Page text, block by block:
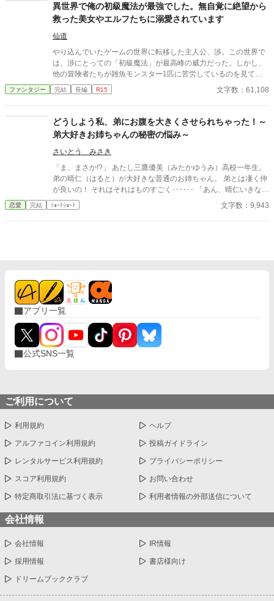
異世界で俺の初級魔法が最強でした。無自覚に絶望から
救った美女やエルフたちに溺愛されています
仙道
やり込んでいたゲームの世界に転移した主人公、渉。この世界で
は、渉にとっての「初級魔法」が最高峰の威力だった。しかし、
他の冒険者たちが雑魚モンスター1匹に苦労しているのを見て、
「みんなわざと弱い魔法を使って戦闘を楽しんでいるんだな」と
思い込む。 渉は手加減を続けながら、美女たちを無自覚に救い出
が、ヒロインたちはそんな渉の強さと優しさにますます惹かれ、
激しく溺愛してくる。なぜこんなに好かれるのか全く理解できな
いまま、渉は柔らかくていい匂いのする女の子たちに囲まれ、こ
の異世界で生きていく。
ファンタジー 完結 長編 R15 文字数：61,108
どうしよう私、弟にお腹を大きくさせられちゃった！～
弟大好きお姉ちゃんの秘密の悩み～
さいとう みさき
「ま、まさか!?」 あたし三鷹優美（みたかゆうみ）高校一年生。
弟の晴仁（はると）が大好きな普通のお姉ちゃん。 弟とは凄く仲
が良いの！ それはそれはものすごく‥‥‥ 「あん、晴仁いきなり
そんなのお口に入らないよぉ～♡」 そんな関係のあたしたち。 で
もある日トイレであたしはアレが来そうなのになかなか来ないの
恋愛 完結 ｼｮｰﾄｼｮｰﾄ 文字数：9,943
アプリ一覧
公式SNS一覧
ご利用について
利用規約 ヘルプ
アルファコイン利用規約 投稿ガイドライン
レンタルサービス利用規約 プライバシーポリシー
スコア利用規約 お問い合わせ
特定商取引法に基づく表示 利用者情報の外部送信について
会社情報
会社情報 IR情報
採用情報 書店様向け
ドリームブッククラブ